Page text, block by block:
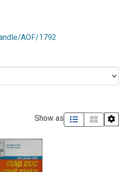
AOF/1792
Show as